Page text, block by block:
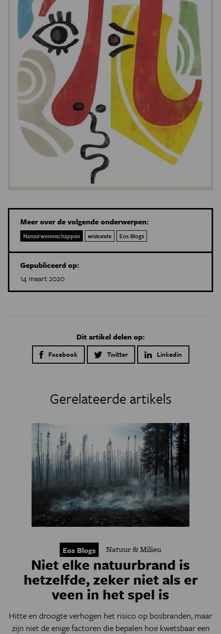
Meer over de volgende onderwerpen:
Natuurwetenschappen wiskunde Eos Blogs
Gepubliceerd op:
14 maart 2020
Dit artikel delen op:
Facebook Twitter Linkedin
Gerelateerde artikels
Eos Blogs Natuur & Milieu
Niet elke natuurbrand is
hetzelfde, zeker niet als er
veen in het spel is
Hitte en droogte verhogen het risico op bosbranden, maar
zijn niet de enige factoren die bepalen hoe kwetsbaar een